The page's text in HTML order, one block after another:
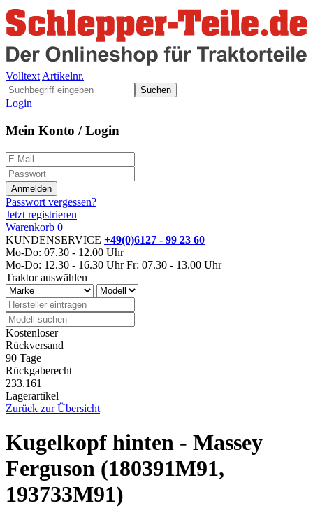
Volltext Artikelnr.
Suchen
Login
Mein Konto / Login
Passwort vergessen?
Jetzt registrieren
Warenkorb 0
KUNDENSERVICE +49(0)6127 - 99 23 60
Mo-Do: 07.30 - 12.00 Uhr
Mo-Do: 12.30 - 16.30 Uhr Fr: 07.30 - 13.00 Uhr
Traktor auswählen
Kostenloser
Rückversand
90 Tage
Rückgaberecht
233.161
Lagerartikel
Zurück zur Übersicht
Kugelkopf hinten - Massey
Ferguson (180391M91,
193733M91)